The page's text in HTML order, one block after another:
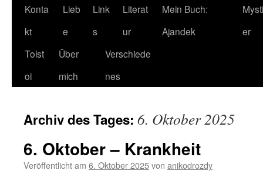
Konta
kt
Lieb
e
Link
s
Literat
ur
Mein Buch:
Ajandek
er
Tolst
oi
Über
mich
Verschiede
nes
Archiv des Tages: 6. Oktober 2025
6. Oktober – Krankheit
Veröffentlicht am 6. Oktober 2025von anikodrozdy